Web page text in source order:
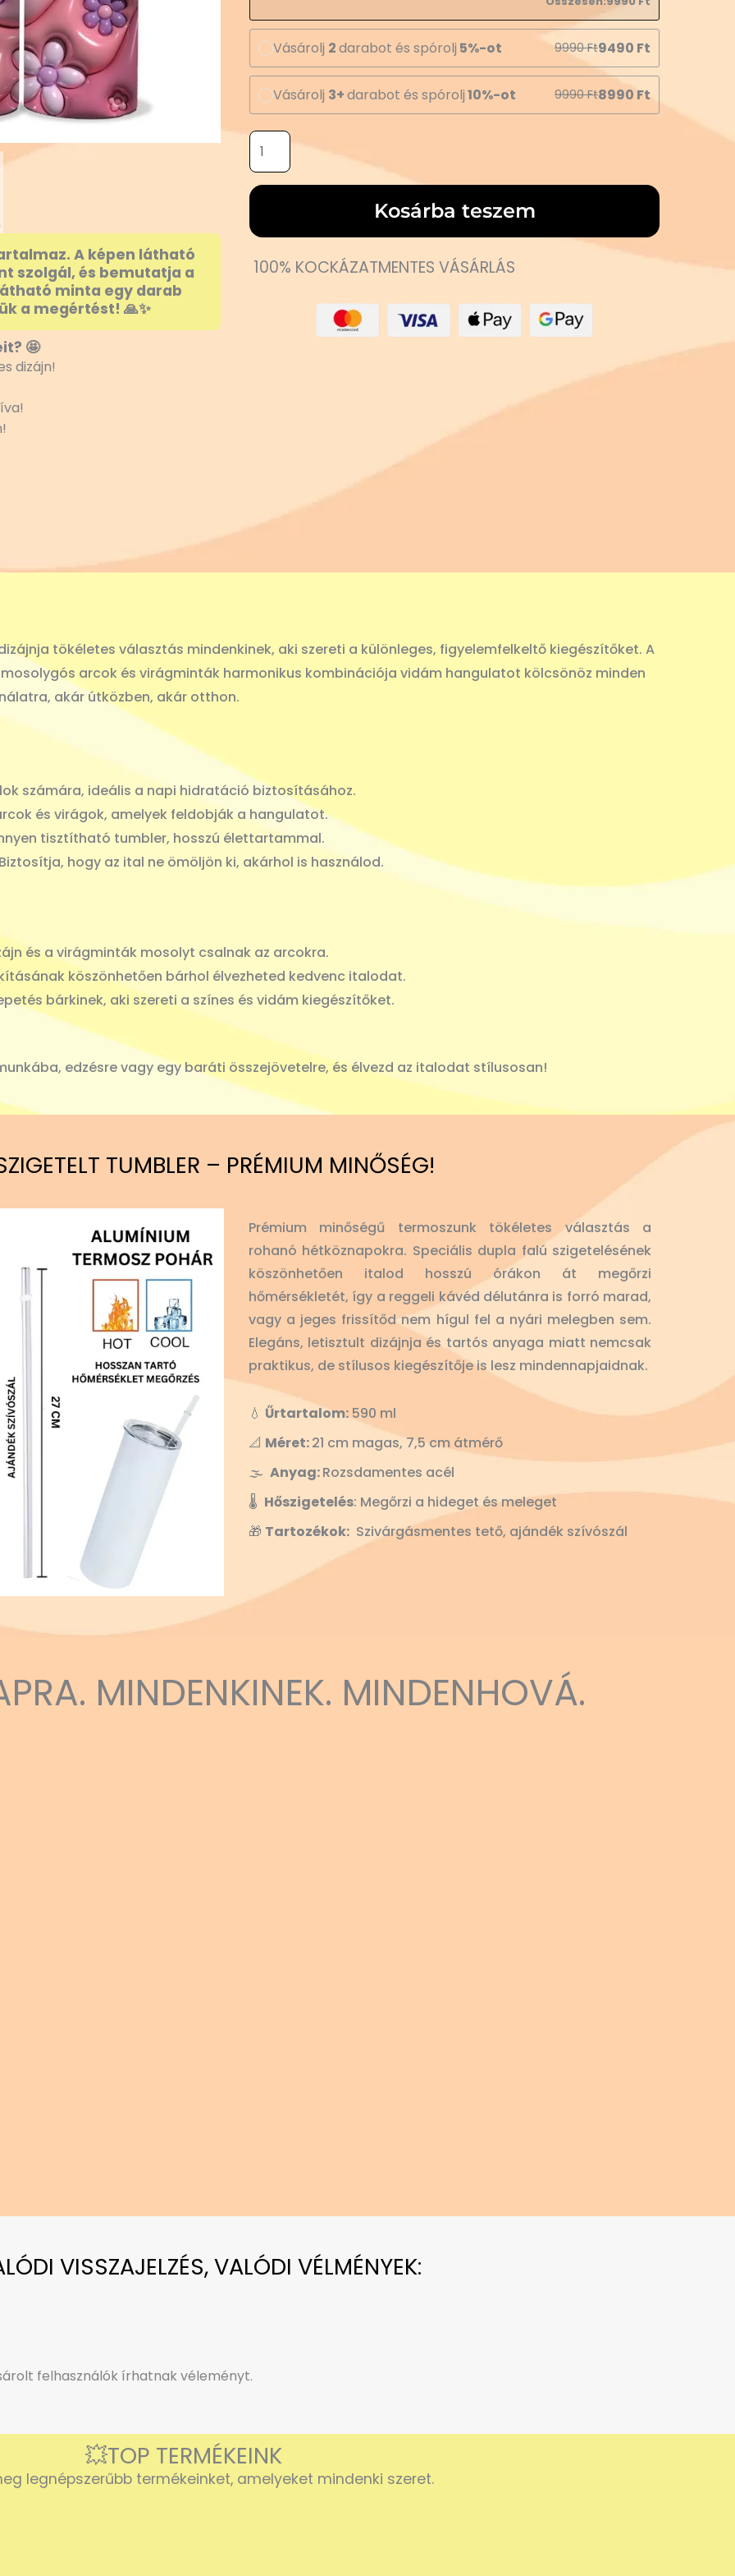
A képen látható
szolgál, és bemutatja a
minta egy darab
a megértést! 🙏✨
🤩
dizájn!
Vásárolj 2darabot és spórolj 5%-ot 9990Ft9490 Ft
Vásárolj 3+darabot és spórolj10%-ot 9990Ft8990 Ft
Kosárba teszem
100% KOCKÁZATMENTES VÁSÁRLÁS
tökéletes választás mindenkinek, aki szereti a különleges, figyelemfelkeltő kiegészítőket. A
arcok és virágminták harmonikus kombinációja vidám hangulatot kölcsönöz minden
akár útközben, akár otthon.
számára, ideális a napi hidratáció biztosításához.
és virágok, amelyek feldobják a hangulatot.
tisztítható tumbler, hosszú élettartammal.
hogy az ital ne ömöljön ki, akárhol is használod.
és a virágminták mosolyt csalnak az arcokra.
köszönhetően bárhol élvezheted kedvenc italodat.
bárkinek, aki szereti a színes és vidám kiegészítőket.
edzésre vagy egy baráti összejövetelre, és élvezd az italodat stílusosan!
TUMBLER – PRÉMIUM MINŐSÉG!
Prémium minőségű termoszunk tökéletes választás a
rohanó hétköznapokra. Speciális dupla falú szigetelésének
köszönhetően italod hosszú órákon át megőrzi
hőmérsékletét, így a reggeli kávéd délutánra is forró marad,
vagy a jeges frissítőd nem hígul fel a nyári melegben sem.
Elegáns, letisztult dizájnja és tartós anyaga miatt nemcsak
praktikus, de stílusos kiegészítője is lesz mindennapjaidnak.
💧 Űrtartalom: 590 ml
📐 Méret:21 cm magas, 7,5 cm átmérő
🌫️ Anyag:Rozsdamentes acél
🌡️ Hőszigetelés: Megőrzi a hideget és meleget
🎁 Tartozékok: Szivárgásmentes tető, ajándék szívószál
MINDENKINEK. MINDENHOVÁ.
VISSZAJELZÉS, VALÓDI VÉLMÉNYEK:
felhasználók írhatnak véleményt.
💥TOP TERMÉKEINK
legnépszerűbb termékeinket, amelyeket mindenki szeret.